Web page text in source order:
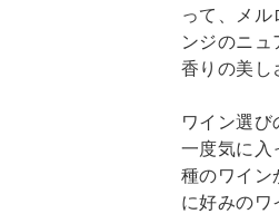
って、メ
ンジのニ
香りの美し
ワイン選
一度気に
種のワイ
に好みの